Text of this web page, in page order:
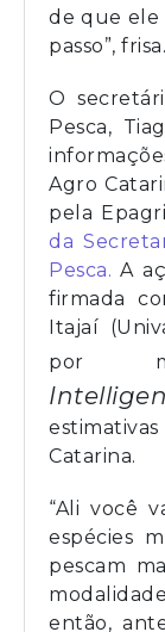
de que ele
passo”, frisa.
O
Pesca,
Agro
pela
da
Pesca. A
firmada
Itajaí
por
Catarina.
“Ali você
espécies
pescam
então,